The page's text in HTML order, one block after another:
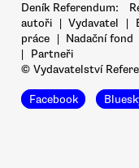
Deník Referendum:
autoři | Vydavatel |
práce | Nadační fond
|
Partneři
© Vydavatelství
Facebook